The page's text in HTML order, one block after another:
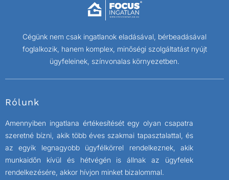
Cégünk nem csak ingatlanok eladásával, bérbeadásával
foglalkozik, hanem komplex, minőségi szolgáltatást nyújt
ügyfeleinek, színvonalas környezetben.
Rólunk
Amennyiben ingatlana értékesítését egy olyan csapatra
szeretné bízni, akik több éves szakmai tapasztalattal, és
az egyik legnagyobb ügyfélkörrel rendelkeznek, akik
munkaidőn kívül és hétvégén is állnak az ügyfelek
rendelkezésére, akkor hívjon minket bizalommal.